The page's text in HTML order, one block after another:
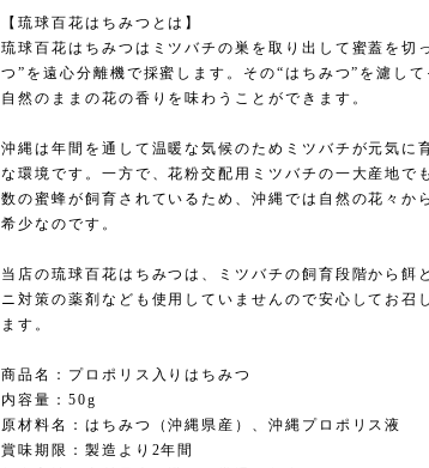
【琉球百花はちみつとは】
琉球百花はちみつはミツバチの巣を取り出して蜜蓋を切
つ”を遠心分離機で採蜜します。その“はちみつ”を濾し
自然のままの花の香りを味わうことができます。
沖縄は年間を通して温暖な気候のためミツバチが元気に
な環境です。一方で、花粉交配用ミツバチの一大産地で
数の蜜蜂が飼育されているため、沖縄では自然の花々か
希少なのです。
当店の琉球百花はちみつは、ミツバチの飼育段階から餌
ニ対策の薬剤なども使用していませんので安心してお召
ます。
商品名：プロポリス入りはちみつ
内容量：50g
原材料名：はちみつ（沖縄県産）、沖縄プロポリス液
賞味期限：製造より2年間